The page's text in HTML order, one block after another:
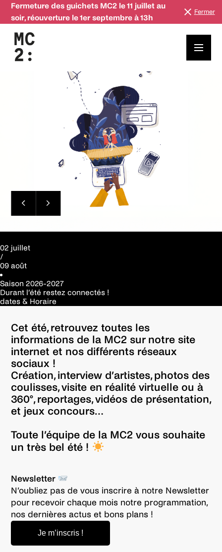
Fermeture des guichets MC2 le 11 juillet au
soir, réouverture le 1er septembre à 13h
Fermer
02 juillet
/
09 août
Saison 2026-2027
Durant l’été restez connectés !
dates & Horaire
Cet été, retrouvez toutes les
informations de la MC2 sur notre site
internet et nos différents réseaux
sociaux !
Création, interview d’artistes, photos des
coulisses, visite en réalité virtuelle ou à
360°, reportages, vidéos de présentation,
et jeux concours…
Toute l’équipe de la MC2 vous souhaite
un très bel été !
Newsletter
N’oubliez pas de vous inscrire à notre Newsletter
pour recevoir chaque mois notre programmation,
nos dernières actus et bons plans !
Je m’inscris !